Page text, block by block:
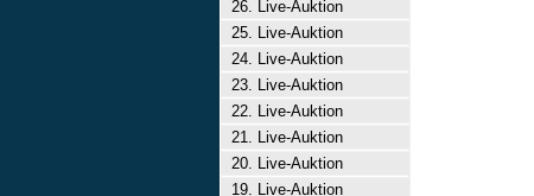
26. Live-Auktion
25. Live-Auktion
24. Live-Auktion
23. Live-Auktion
22. Live-Auktion
21. Live-Auktion
20. Live-Auktion
19. Live-Auktion